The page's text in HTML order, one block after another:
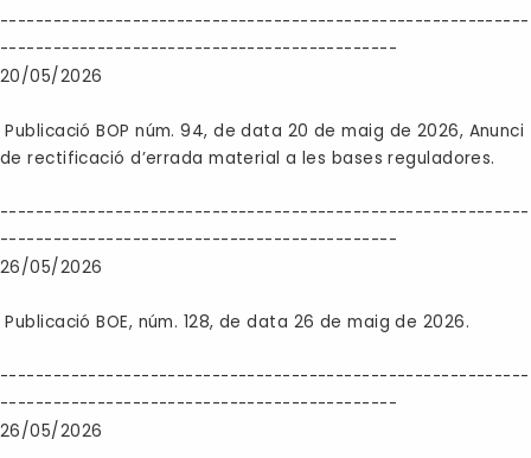
------------------------------------------------------------
---------------------------------------------
20/05/2026
Publicació BOP núm. 94, de data 20 de maig de 2026, Anunci
de rectificació d’errada material a les bases reguladores.
------------------------------------------------------------
---------------------------------------------
26/05/2026
Publicació BOE, núm. 128, de data 26 de maig de 2026.
------------------------------------------------------------
---------------------------------------------
26/05/2026